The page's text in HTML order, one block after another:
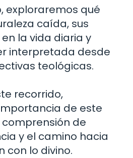
exploraremos qué
caída, sus
la vida diaria y
interpretada desde
teológicas.
recorrido,
de este
de
y el camino hacia
con lo divino.